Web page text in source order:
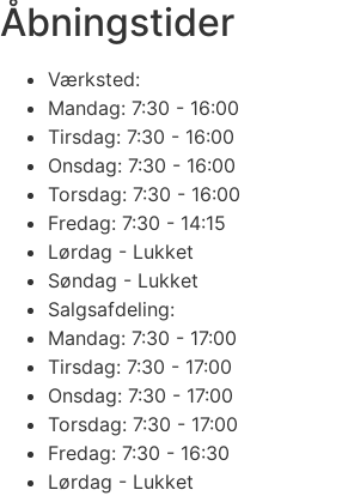
Åbningstider
Værksted:
Mandag: 7:30 - 16:00
Tirsdag: 7:30 - 16:00
Onsdag: 7:30 - 16:00
Torsdag: 7:30 - 16:00
Fredag: 7:30 - 14:15
Lørdag - Lukket
Søndag - Lukket
Salgsafdeling:
Mandag: 7:30 - 17:00
Tirsdag: 7:30 - 17:00
Onsdag: 7:30 - 17:00
Torsdag: 7:30 - 17:00
Fredag: 7:30 - 16:30
Lørdag - Lukket